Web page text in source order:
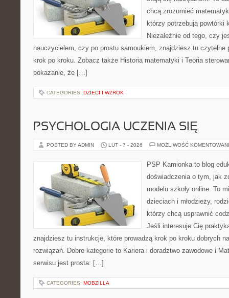
chcą zrozumieć
którzy potrzebują powtórki
Niezależnie od tego, czy
nauczycielem, czy po prostu samoukiem, znajdziesz tu czytelne
krok po kroku. Zobacz także Historia matematyki i Teoria
pokazanie, że […]
CATEGORIES: DZIECI I WZROK
PSYCHOLOGIA UCZENIA SIĘ
POSTED BY ADMIN LUT - 7 - 2026 MOŻLIWOŚĆ
PSP Kamionka to blog
doświadczenia o tym, jak
modelu szkoły online. To
dzieciach i młodzieży,
którzy chcą usprawnić
Jeśli interesuje Cię
znajdziesz tu instrukcje, które prowadzą krok po kroku dobrych
rozwiązań. Dobre kategorie to Kariera i doradztwo zawodowe i
serwisu jest prosta: […]
CATEGORIES: MOBZILLA